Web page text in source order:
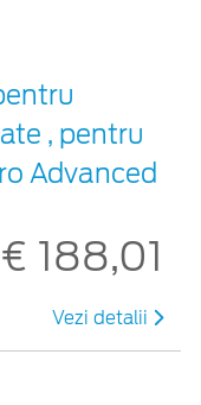
, pentru
Advanced
€ 188,01
Vezi detalii